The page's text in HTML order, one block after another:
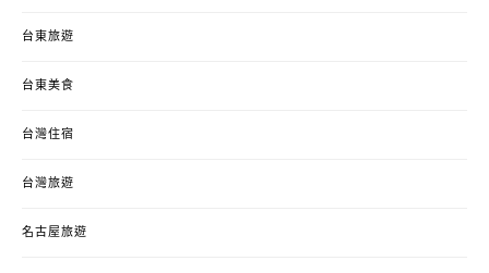
台東旅遊
台東美食
台灣住宿
台灣旅遊
名古屋旅遊